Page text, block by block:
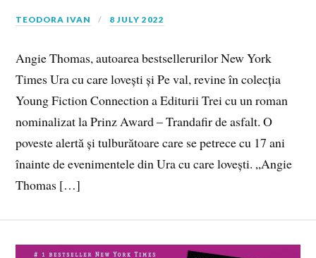
TEODORA IVAN 8 JULY 2022
Angie Thomas, autoarea bestsellerurilor New York
Times Ura cu care lovești și Pe val, revine în colecția
Young Fiction Connection a Editurii Trei cu un roman
nominalizat la Prinz Award – Trandafir de asfalt. O
poveste alertă și tulburătoare care se petrece cu 17 ani
înainte de evenimentele din Ura cu care lovești. „Angie
Thomas […]